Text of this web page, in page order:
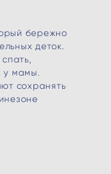
бережно
деток.
у мамы.
сохранять